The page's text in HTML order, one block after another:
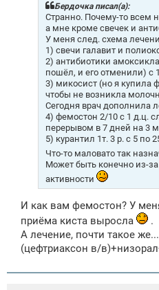
Бердочка писал(а):
Странно. Почему-то всем
а мне кроме свечек и
У меня след. схема
1) свечи галавит и
2) антибиотики
пошёл, и его отменили) с
3) микосист (но я купила
чтобы не возникла
Сегодня врач дополнила
4) фемостон 2/10 с 1 д.ц.
перерывом в 7 дней на 3
5) курантил 1т. 3 р. с 5 по
Что-то маловато так
Может быть конечно из-
активности
И как вам фемостон? У
приёма киста выросла
.
А лечение, почти такое
(цефтриаксон в/